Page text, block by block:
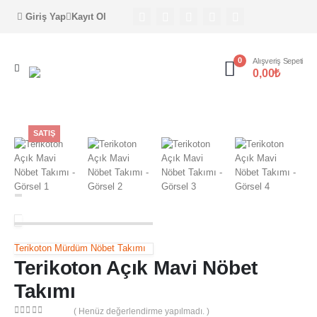
Giriş Yap Kayıt Ol
0 Alışveriş Sepeti
0,00₺
SATIŞ
Terikoton Mürdüm Nöbet Takımı
Terikoton Açık Mavi Nöbet
Takımı
( Henüz değerlendirme yapılmadı. )